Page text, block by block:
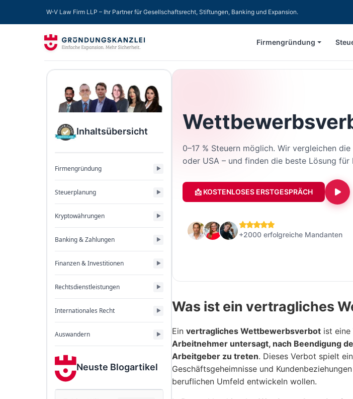
W-V Law Firm LLP – Ihr Partner für Gesellschaftsrecht, Stiftungen, Banking und Expansion.
Firmengründung
Inhaltsübersicht
Firmengründung
Steuerplanung
Kryptowährungen
Banking & Zahlungen
Finanzen & Investitionen
Rechtsdienstleistungen
Internationales Recht
Auswandern
Neuste Blogartikel
0–17 % Steuern möglich. Wir vergleichen
oder USA – und finden die beste Lösung für
📩 KOSTENLOSES ERSTGESPRÄCH
+2000 erfolgreiche Mandanten
Was ist ein vertragliches
Ein vertragliches Wettbewerbsverbot ist eine
Arbeitnehmer untersagt, nach Beendigung
Arbeitgeber zu treten. Dieses Verbot spielt
Geschäftsgeheimnisse und
beruflichen Umfeld entwickeln wollen.